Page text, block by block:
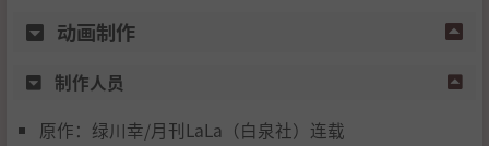
动画制作
制作人员
原作：绿川幸/月刊LaLa（白泉社）连载